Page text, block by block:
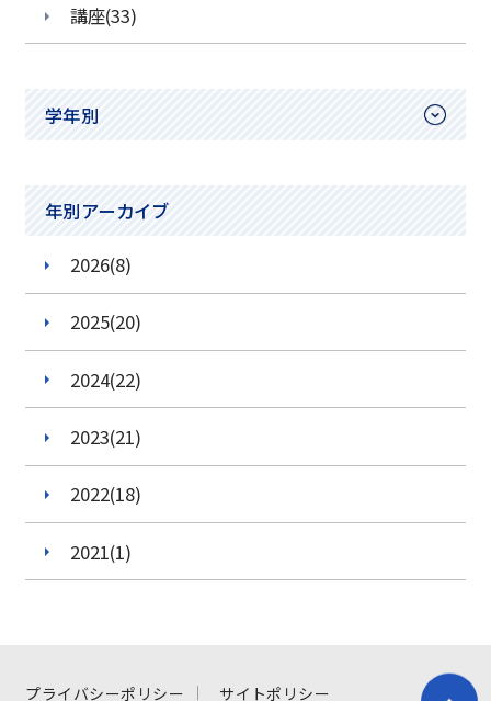
講座(33)
学年別
小学2年生
小学3年生
小学4年生
小学5年生
中学1年生
中学2年生
中学3年生
年別アーカイブ
2026(8)
2025(20)
2024(22)
2023(21)
2022(18)
2021(1)
プライバシーポリシー サイトポリシー